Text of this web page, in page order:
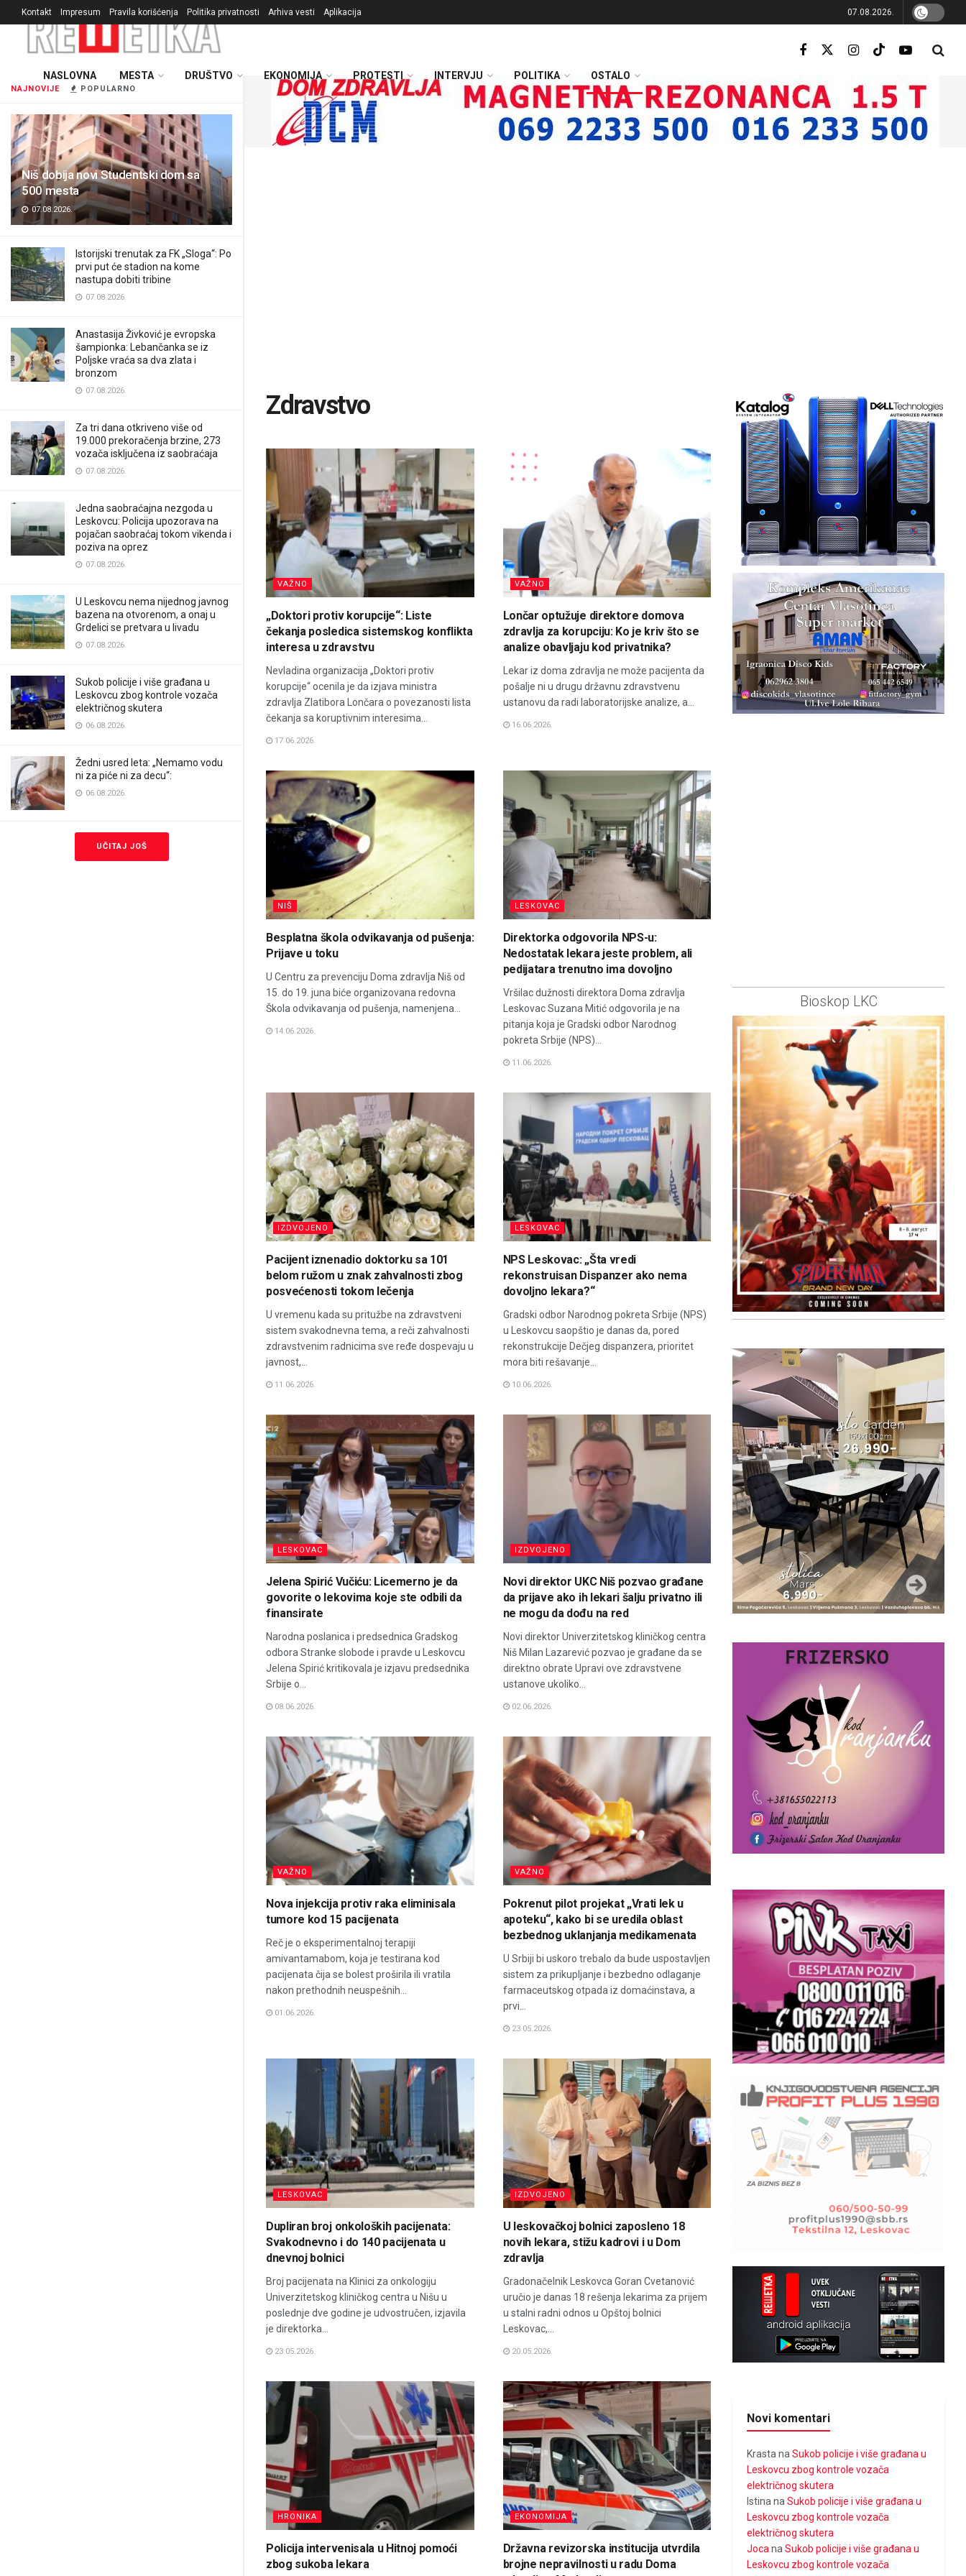
NAJNOVIJE POPULARNO
Niš dobija novi Studentski dom sa
500 mesta
07.08.2026.
Istorijski trenutak za FK „Sloga“: Po
prvi put će stadion na kome
nastupa dobiti tribine
07.08.2026.
Anastasija Živković je evropska
šampionka: Lebančanka se iz
Poljske vraća sa dva zlata i
bronzom
07.08.2026.
Za tri dana otkriveno više od
19.000 prekoračenja brzine, 273
vozača isključena iz saobraćaja
07.08.2026.
Jedna saobraćajna nezgoda u
Leskovcu: Policija upozorava na
pojačan saobraćaj tokom vikenda i
poziva na oprez
07.08.2026.
U Leskovcu nema nijednog javnog
bazena na otvorenom, a onaj u
Grdelici se pretvara u livadu
07.08.2026.
Sukob policije i više građana u
Leskovcu zbog kontrole vozača
električnog skutera
06.08.2026.
Žedni usred leta: „Nemamo vodu
ni za piće ni za decu“:
06.08.2026.
UČITAJ JOŠ
Kontakt Impresum Pravila korišćenja Politika privatnosti Arhiva vesti Aplikacija 07.08.2026.
NASLOVNA MESTA DRUŠTVO EKONOMIJA PROTESTI INTERVJU POLITIKA OSTALO
Zdravstvo
VAŽNO
„Doktori protiv korupcije“: Liste
čekanja posledica sistemskog konflikta
interesa u zdravstvu
Nevladina organizacija „Doktori protiv
korupcije“ ocenila je da izjava ministra
zdravlja Zlatibora Lončara o povezanosti lista
čekanja sa koruptivnim interesima...
17.06.2026.
VAŽNO
Lončar optužuje direktore domova
zdravlja za korupciju: Ko je kriv što se
analize obavljaju kod privatnika?
Lekar iz doma zdravlja ne može pacijenta da
pošalje ni u drugu državnu zdravstvenu
ustanovu da radi laboratorijske analize, a...
16.06.2026.
NIŠ
Besplatna škola odvikavanja od pušenja:
Prijave u toku
U Centru za prevenciju Doma zdravlja Niš od
15. do 19. juna biće organizovana redovna
Škola odvikavanja od pušenja, namenjena...
14.06.2026.
LESKOVAC
Direktorka odgovorila NPS-u:
Nedostatak lekara jeste problem, ali
pedijatara trenutno ima dovoljno
Vršilac dužnosti direktora Doma zdravlja
Leskovac Suzana Mitić odgovorila je na
pitanja koja je Gradski odbor Narodnog
pokreta Srbije (NPS)...
11.06.2026.
IZDVOJENO
Pacijent iznenadio doktorku sa 101
belom ružom u znak zahvalnosti zbog
posvećenosti tokom lečenja
U vremenu kada su pritužbe na zdravstveni
sistem svakodnevna tema, a reči zahvalnosti
zdravstvenim radnicima sve ređe dospevaju u
javnost,...
11.06.2026.
LESKOVAC
NPS Leskovac: „Šta vredi
rekonstruisan Dispanzer ako nema
dovoljno lekara?“
Gradski odbor Narodnog pokreta Srbije (NPS)
u Leskovcu saopštio je danas da, pored
rekonstrukcije Dečjeg dispanzera, prioritet
mora biti rešavanje...
10.06.2026.
LESKOVAC
Jelena Spirić Vučiću: Licemerno je da
govorite o lekovima koje ste odbili da
finansirate
Narodna poslanica i predsednica Gradskog
odbora Stranke slobode i pravde u Leskovcu
Jelena Spirić kritikovala je izjavu predsednika
Srbije o...
08.06.2026.
IZDVOJENO
Novi direktor UKC Niš pozvao građane
da prijave ako ih lekari šalju privatno ili
ne mogu da dođu na red
Novi direktor Univerzitetskog kliničkog centra
Niš Milan Lazarević pozvao je građane da se
direktno obrate Upravi ove zdravstvene
ustanove ukoliko...
02.06.2026.
VAŽNO
Nova injekcija protiv raka eliminisala
tumore kod 15 pacijenata
Reč je o eksperimentalnoj terapiji
amivantamabom, koja je testirana kod
pacijenata čija se bolest proširila ili vratila
nakon prethodnih neuspešnih...
01.06.2026.
VAŽNO
Pokrenut pilot projekat „Vrati lek u
apoteku“, kako bi se uredila oblast
bezbednog uklanjanja medikamenata
U Srbiji bi uskoro trebalo da bude uspostavljen
sistem za prikupljanje i bezbedno odlaganje
farmaceutskog otpada iz domaćinstava, a
prvi...
23.05.2026.
LESKOVAC
Dupliran broj onkoloških pacijenata:
Svakodnevno i do 140 pacijenata u
dnevnoj bolnici
Broj pacijenata na Klinici za onkologiju
Univerzitetskog kliničkog centra u Nišu u
poslednje dve godine je udvostručen, izjavila
je direktorka...
23.05.2026.
IZDVOJENO
U leskovačkoj bolnici zaposleno 18
novih lekara, stižu kadrovi i u Dom
zdravlja
Gradonačelnik Leskovca Goran Cvetanović
uručio je danas 18 rešenja lekarima za prijem
u stalni radni odnos u Opštoj bolnici
Leskovac,...
20.05.2026.
HRONIKA
Policija intervenisala u Hitnoj pomoći
zbog sukoba lekara
EKONOMIJA
Državna revizorska institucija utvrdila
brojne nepravilnosti u radu Doma
Bioskop LKC
Novi komentari
Krasta naSukob policije i više građana u
Leskovcu zbog kontrole vozača
električnog skutera
Istina naSukob policije i više građana u
Leskovcu zbog kontrole vozača
električnog skutera
Joca naSukob policije i više građana u
Leskovcu zbog kontrole vozača